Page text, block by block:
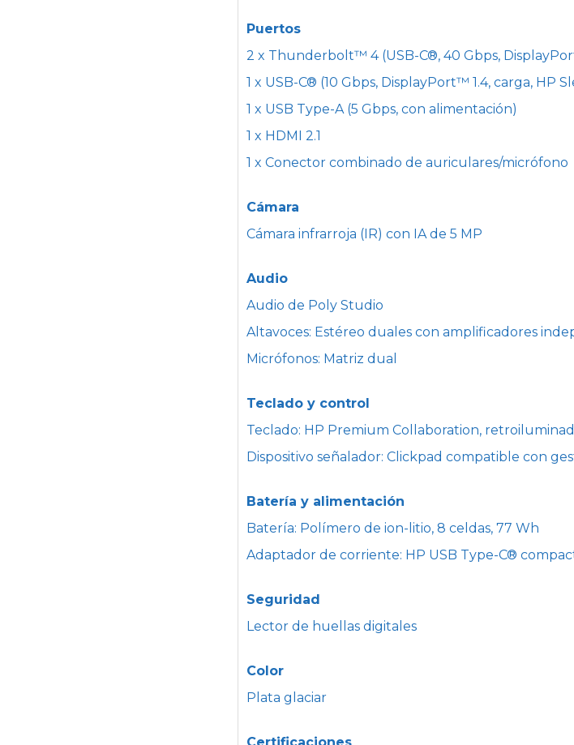
Puertos
2 x Thunderbolt™ 4 (USB-C®, 40 Gbps,
1 x USB-C® (10 Gbps, DisplayPort™ 1.4, carga, HP
1 x USB Type-A (5 Gbps, con alimentación)
1 x HDMI 2.1
1 x Conector combinado de auriculares/micrófono
Cámara
Cámara infrarroja (IR) con IA de 5 MP
Audio
Audio de Poly Studio
Altavoces: Estéreo duales con amplificadores
Micrófonos: Matriz dual
Teclado y control
Teclado: HP Premium Collaboration,
Dispositivo señalador: Clickpad compatible con
Batería y alimentación
Batería: Polímero de ion-litio, 8 celdas, 77 Wh
Adaptador de corriente: HP USB Type-C®
Seguridad
Lector de huellas digitales
Color
Plata glaciar